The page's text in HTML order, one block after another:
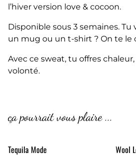
l’hiver version love & cocoon.
Disponible sous 3 semaines. Tu
un mug ou un t-shirt ? On te le
Avec ce sweat, tu offres
volonté.
ça pourrait vous plaire ...
Tequila Mode
Wool